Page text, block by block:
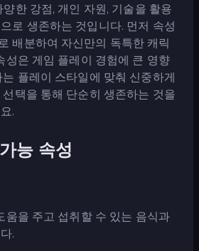
한 강점, 개인 자원, 기술을 활용
로 생존하는 것입니다. 먼저 속성
배분하여 자신만의 독특한 캐릭
성은 게임 플레이 경험에 큰 영향
플레이 스타일에 맞춰 신중하게
택을 통해 단순히 생존하는 것을
.
능 속성
움을 주고 섭취할 수 있는 음식과
.